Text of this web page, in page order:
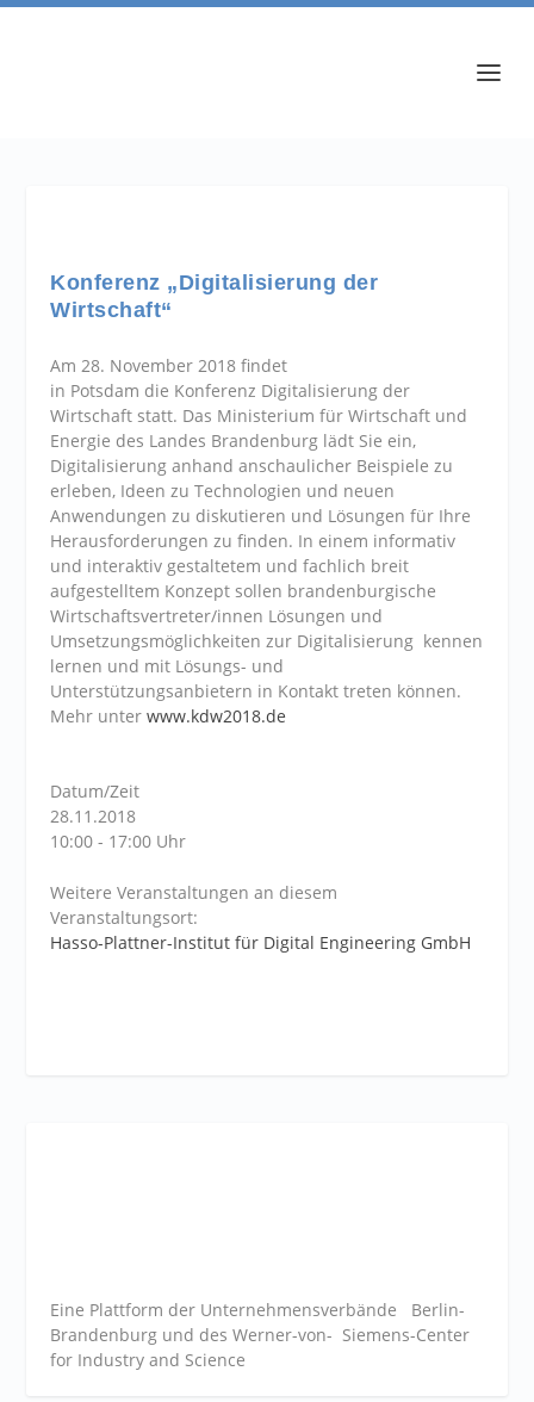
Konferenz „Digitalisierung der
Wirtschaft“
Am 28. November 2018 findet
in Potsdam die Konferenz Digitalisierung der
Wirtschaft statt. Das Ministerium für Wirtschaft und
Energie des Landes Brandenburg lädt Sie ein,
Digitalisierung anhand anschaulicher Beispiele zu
erleben, Ideen zu Technologien und neuen
Anwendungen zu diskutieren und Lösungen für Ihre
Herausforderungen zu finden. In einem informativ
und interaktiv gestaltetem und fachlich breit
aufgestelltem Konzept sollen brandenburgische
Wirtschaftsvertreter/innen Lösungen und
Umsetzungsmöglichkeiten zur Digitalisierung kennen
lernen und mit Lösungs- und
Unterstützungsanbietern in Kontakt treten können.
Mehr unterwww.kdw2018.de
Datum/Zeit
28.11.2018
10:00 - 17:00 Uhr
Weitere Veranstaltungen an diesem
Veranstaltungsort:
Hasso-Plattner-Institut für Digital Engineering GmbH
Eine Plattform der Unternehmensverbände Berlin-
Brandenburg und des Werner-von- Siemens-Center
for Industry and Science